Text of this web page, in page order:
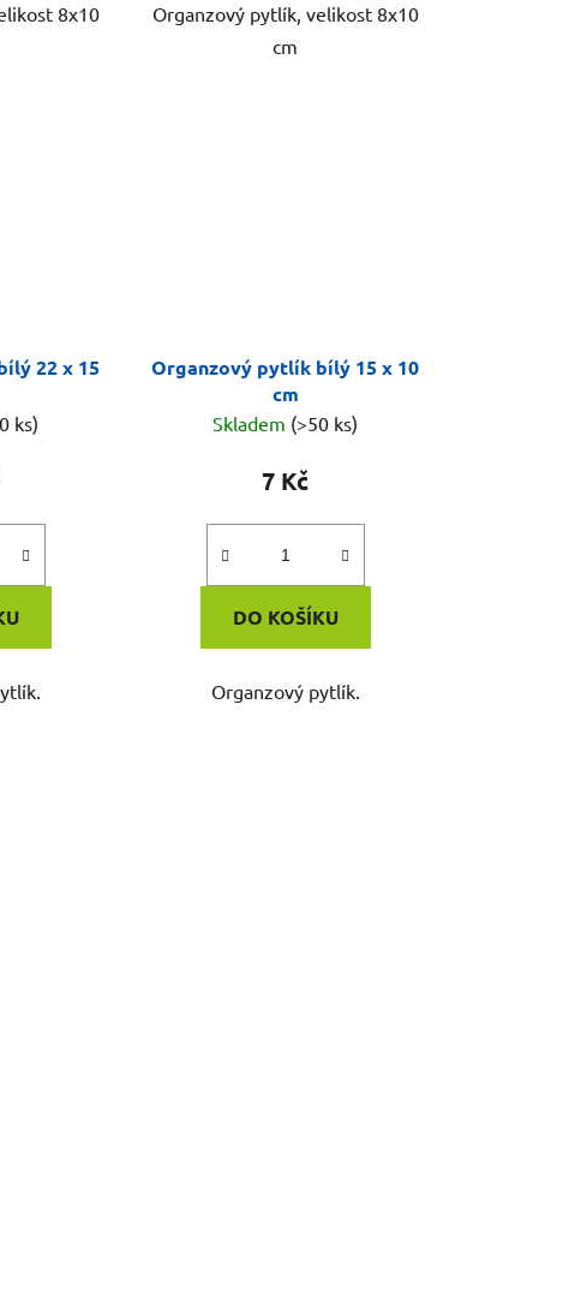
8x10
Organzový pytlík, velikost 8x10
cm
22 x 15
ks)
Organzový pytlík bílý 15 x 10
cm
Skladem (>50 ks)
7 Kč
DO KOŠÍKU
Organzový pytlík.